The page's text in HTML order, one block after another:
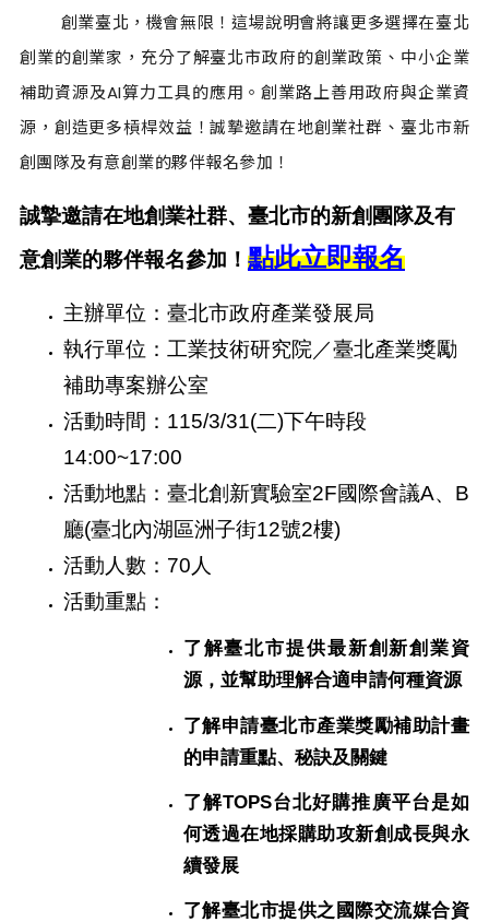
創業臺北，機會無限！這場說明會將讓更多選擇在臺北
創業的創業家，充分了解臺北市政府的創業政策、中小企業
補助資源及AI算力工具的應用。創業路上善用政府與企業資
源，創造更多槓桿效益！誠摯邀請在地創業社群、臺北市新
創團隊及有意創業的夥伴報名參加！
誠摯邀請在地創業社群、臺北市的新創團隊及有
意創業的夥伴報名參加！ 點此立即報名
主辦單位：臺北市政府產業發展局
執行單位：工業技術研究院／臺北產業獎勵
補助專案辦公室
活動時間：115/3/31(二)下午時段
14:00~17:00
活動地點：臺北創新實驗室2F國際會議A、B
廳(臺北內湖區洲子街12號2樓)
活動人數：70人
活動重點：
了解臺北市提供最新創新創業資
源，並幫助理解合適申請何種資源
了解申請臺北市產業獎勵補助計畫
的申請重點、秘訣及關鍵
了解TOPS台北好購推廣平台是如
何透過在地採購助攻新創成長與永
續發展
了解臺北市提供之國際交流媒合資